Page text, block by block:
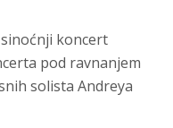
koncert
pod ravnanjem
solista Andreya